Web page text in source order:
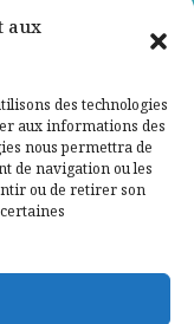
aux
des technologies
aux informations des
nous permettra de
de navigation ou les
ou de retirer son